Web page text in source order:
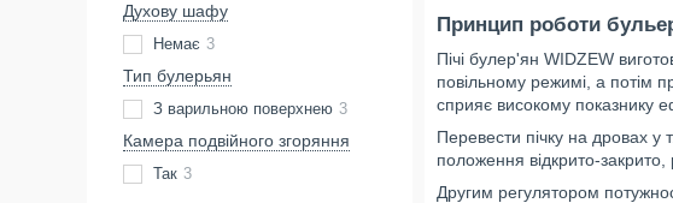
Принцип роботи
Пічі булер'ян WIDZEW
повільному режимі, а потім
сприяє високому показнику
Перевести пічку на дровах у
положення відкрито-
Другим регулятором
Духову шафу
Немає 3
Тип булерьян
З варильною поверхнею 3
Камера подвійного згоряння
Так 3